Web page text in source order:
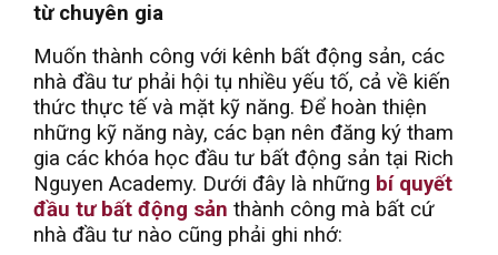
từ chuyên gia
Muốn thành công với kênh bất động sản, các
nhà đầu tư phải hội tụ nhiều yếu tố, cả về kiến
thức thực tế và mặt kỹ năng. Để hoàn thiện
những kỹ năng này, các bạn nên đăng ký tham
gia các khóa học đầu tư bất động sản tại Rich
Nguyen Academy. Dưới đây là những bí quyết
đầu tư bất động sản thành công mà bất cứ
nhà đầu tư nào cũng phải ghi nhớ: